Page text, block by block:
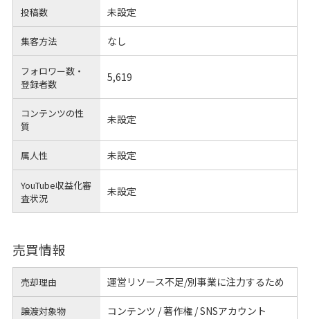
投稿数 未設定
集客方法 なし
フォロワー数・
登録者数
5,619
コンテンツの性
質
未設定
属人性 未設定
YouTube収益化審
査状況
未設定
売買情報
売却理由 運営リソース不足/別事業に注力するため
譲渡対象物 コンテンツ / 著作権 / SNSアカウント